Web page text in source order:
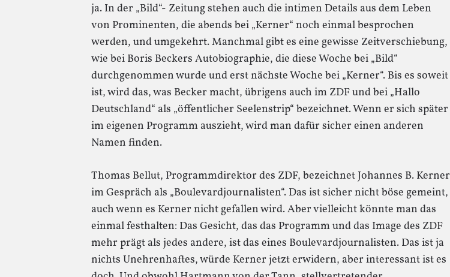
ja. In der „Bild“- Zeitung stehen auch die intimen Details aus dem Leben
von Prominenten, die abends bei „Kerner“ noch einmal besprochen
werden, und umgekehrt. Manchmal gibt es eine gewisse Zeitverschiebung,
wie bei Boris Beckers Autobiographie, die diese Woche bei „Bild“
durchgenommen wurde und erst nächste Woche bei „Kerner“. Bis es soweit
ist, wird das, was Becker macht, übrigens auch im ZDF und bei „Hallo
Deutschland“ als „öffentlicher Seelenstrip“ bezeichnet. Wenn er sich später
im eigenen Programm auszieht, wird man dafür sicher einen anderen
Namen finden.
Thomas Bellut, Programmdirektor des ZDF, bezeichnet Johannes B. Kerner
im Gespräch als „Boulevardjournalisten“. Das ist sicher nicht böse gemeint,
auch wenn es Kerner nicht gefallen wird. Aber vielleicht könnte man das
einmal festhalten: Das Gesicht, das das Programm und das Image des ZDF
mehr prägt als jedes andere, ist das eines Boulevardjournalisten. Das ist ja
nichts Unehrenhaftes, würde Kerner jetzt erwidern, aber interessant ist es